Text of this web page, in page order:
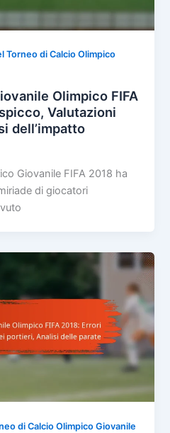
Torneo di Calcio Olimpico
Olimpico FIFA
Valutazioni
dell’impatto
Giovanile FIFA 2018 ha
di giocatori
di Calcio Olimpico Giovanile